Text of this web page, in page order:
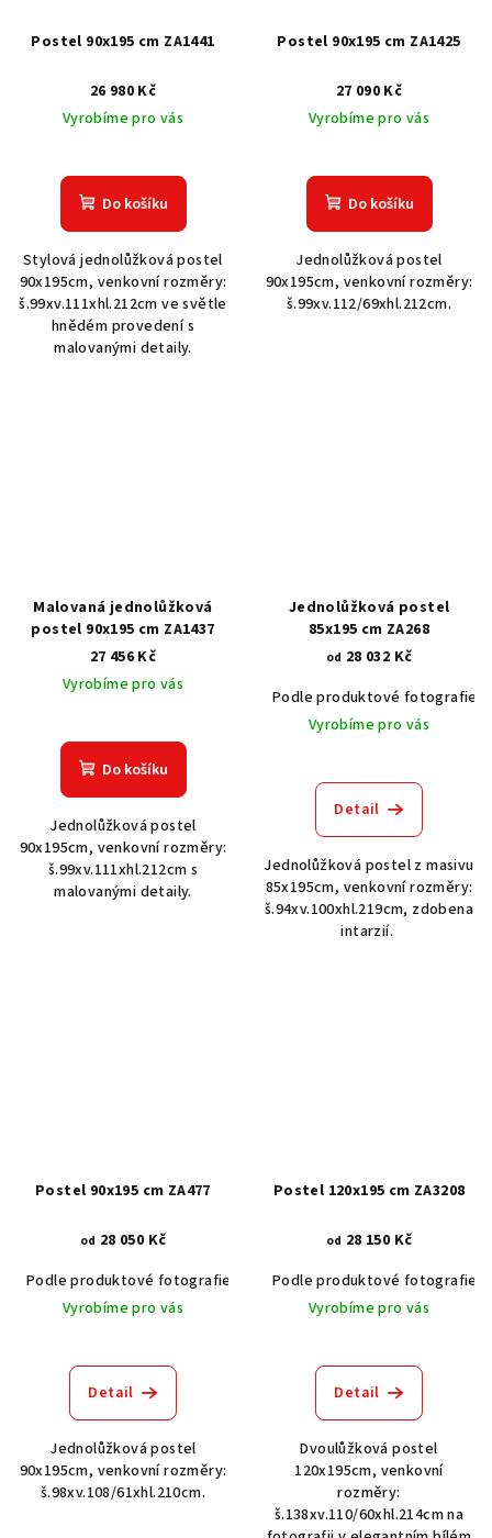
Postel 90x195 cm ZA1441
26 980 Kč
Vyrobíme pro vás
Do košíku
Stylová jednolůžková postel
90x195cm, venkovní rozměry:
š.99xv.111xhl.212cm ve světle
hnědém provedení s
malovanými detaily.
Postel 90x195 cm ZA1425
27 090 Kč
Vyrobíme pro vás
Do košíku
Jednolůžková postel
90x195cm, venkovní rozměry:
š.99xv.112/69xhl.212cm.
Malovaná jednolůžková
postel 90x195 cm ZA1437
27 456 Kč
Vyrobíme pro vás
Do košíku
Jednolůžková postel
90x195cm, venkovní rozměry:
š.99xv.111xhl.212cm s
malovanými detaily.
Jednolůžková postel
85x195 cm ZA268
od 28 032 Kč
Podle produktové fotografie
Vyrobíme pro vás
Detail
Jednolůžková postel z masivu
85x195cm, venkovní rozměry:
š.94xv.100xhl.219cm, zdobena
intarzií.
Postel 90x195 cm ZA477
od 28 050 Kč
Podle produktové fotografie
Akát vintage BT1551
Dub světlý
Vyrobíme pro vás
Detail
Jednolůžková postel
90x195cm, venkovní rozměry:
š.98xv.108/61xhl.210cm.
Postel 120x195 cm ZA3208
od 28 150 Kč
Podle produktové fotografie
Vyrobíme pro vás
Detail
Dvoulůžková postel
120x195cm, venkovní
rozměry:
š.138xv.110/60xhl.214cm na